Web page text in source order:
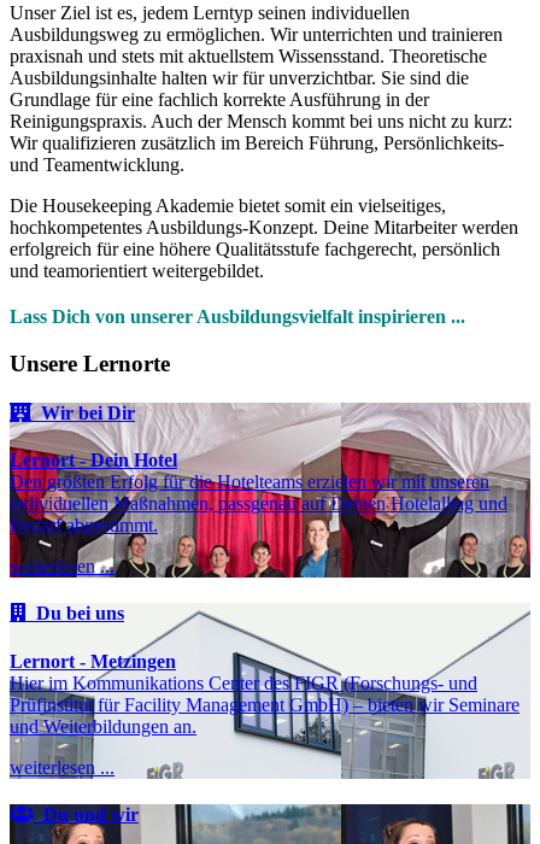
Unser Ziel ist es, jedem Lerntyp seinen individuellen
Ausbildungsweg zu ermöglichen. Wir unterrichten und trainieren
praxisnah und stets mit aktuellstem Wissensstand. Theoretische
Ausbildungsinhalte halten wir für unverzichtbar. Sie sind die
Grundlage für eine fachlich korrekte Ausführung in der
Reinigungspraxis. Auch der Mensch kommt bei uns nicht zu kurz:
Wir qualifizieren zusätzlich im Bereich Führung, Persönlichkeits-
und Teamentwicklung.
Die Housekeeping Akademie bietet somit ein vielseitiges,
hochkompetentes Ausbildungs-Konzept. Deine Mitarbeiter werden
erfolgreich für eine höhere Qualitätsstufe fachgerecht, persönlich
und teamorientiert weitergebildet.
Lass Dich von unserer Ausbildungsvielfalt inspirieren ...
Unsere Lernorte
Wir bei Dir
Lernort - Dein Hotel
Den größten Erfolg für die Hotelteams erzielen wir mit unseren
individuellen Maßnahmen, passgenau auf Deinen Hotelalltag und
Bedarf abgestimmt.
weiterlesen ...
Du bei uns
Lernort - Metzingen
Hier im Kommunikations Center des FIGR (Forschungs- und
Prüfinstitut für Facility Management GmbH) – bieten wir Seminare
und Weiterbildungen an.
weiterlesen ...
Du und wir